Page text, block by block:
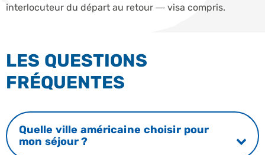
interlocuteur du départ au retour — visa compris.
LES QUESTIONS
FRÉQUENTES
Quelle ville américaine choisir pour
mon séjour ?